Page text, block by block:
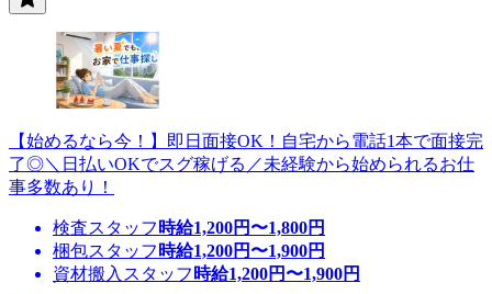
【始めるなら今！】即日面接OK！自宅から電話1本で面接完
了◎＼日払いOKでスグ稼げる／未経験から始められるお仕
事多数あり！
検査スタッフ 時給1,200円〜1,800円
梱包スタッフ 時給1,200円〜1,900円
資材搬入スタッフ 時給1,200円〜1,900円